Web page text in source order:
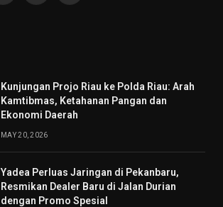
Kunjungan Projo Riau ke Polda Riau: Arah
Kamtibmas, Ketahanan Pangan dan
Ekonomi Daerah
MAY 20, 2026
Yadea Perluas Jaringan di Pekanbaru,
Resmikan Dealer Baru di Jalan Durian
dengan Promo Spesial